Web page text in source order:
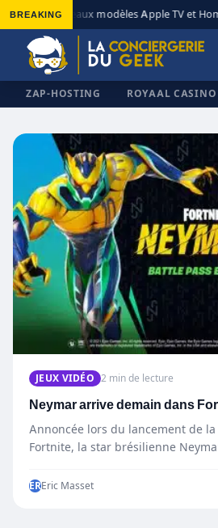
BREAKING
◆ Nouveaux modèles Apple TV et
ZAP-HOSTING ROYAAL CASINO
JEUX VIDÉO 2 min de lecture
Neymar arrive demain dans
Annoncée lors du lancement de
Fortnite, la star brésilienne
EREric Masset